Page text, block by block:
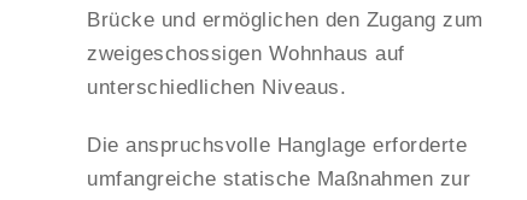
Brücke und ermöglichen den Zugang zum
zweigeschossigen Wohnhaus auf
unterschiedlichen Niveaus.
Die anspruchsvolle Hanglage erforderte
umfangreiche statische Maßnahmen zur